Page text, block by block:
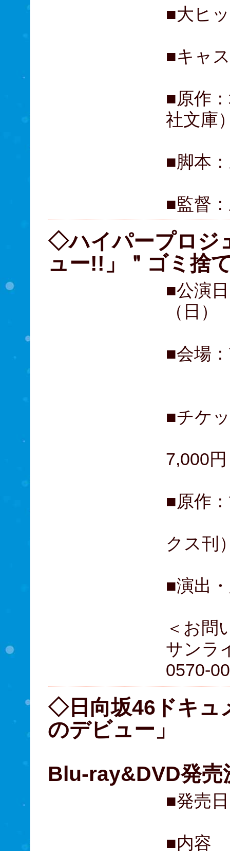
■大ヒ
■キャ
■原作
社文庫
■脚本
■監督
◇ハイパープロジ
ュー!!」＂ゴミ捨
■公演
（日）
■会場
■チケ
7,000
■原作
クス刊
■演出
＜お
サンラ
0570-
◇日向坂46ドキュ
のデビュー」
Blu-ray&DVD発売
■発売
■内容